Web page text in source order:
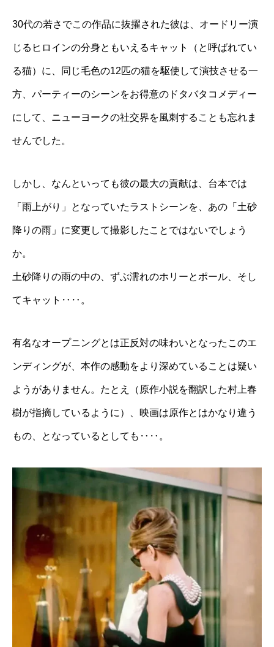
30代の若さでこの作品に抜擢された彼は、オードリー演
じるヒロインの分身ともいえるキャット（と呼ばれてい
る猫）に、同じ毛色の12匹の猫を駆使して演技させる一
方、パーティーのシーンをお得意のドタバタコメディー
にして、ニューヨークの社交界を風刺することも忘れま
せんでした。
しかし、なんといっても彼の最大の貢献は、台本では
「雨上がり」となっていたラストシーンを、あの「土砂
降りの雨」に変更して撮影したことではないでしょう
か。
土砂降りの雨の中の、ずぶ濡れのホリーとポール、そし
てキャット‥‥。
有名なオープニングとは正反対の味わいとなったこのエ
ンディングが、本作の感動をより深めていることは疑い
ようがありません。たとえ（原作小説を翻訳した村上春
樹が指摘しているように）、映画は原作とはかなり違う
もの、となっているとしても‥‥。